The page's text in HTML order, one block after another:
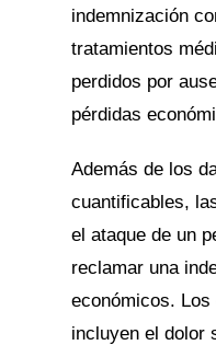
indemnización
tratamientos
perdidos por
pérdidas
Además de los
cuantificables,
el ataque de un
reclamar una
económicos. Los
incluyen el dolor